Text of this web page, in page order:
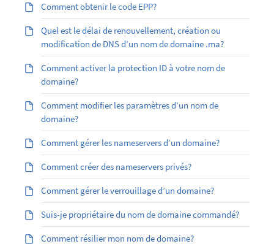
Comment obtenir le code EPP?
Quel est le délai de renouvellement, création ou
modification de DNS d’un nom de domaine .ma?
Comment activer la protection ID à votre nom de
domaine?
Comment modifier les paramètres d’un nom de
domaine?
Comment gérer les nameservers d’un domaine?
Comment créer des nameservers privés?
Comment gérer le verrouillage d’un domaine?
Suis-je propriétaire du nom de domaine commandé?
Comment résilier mon nom de domaine?